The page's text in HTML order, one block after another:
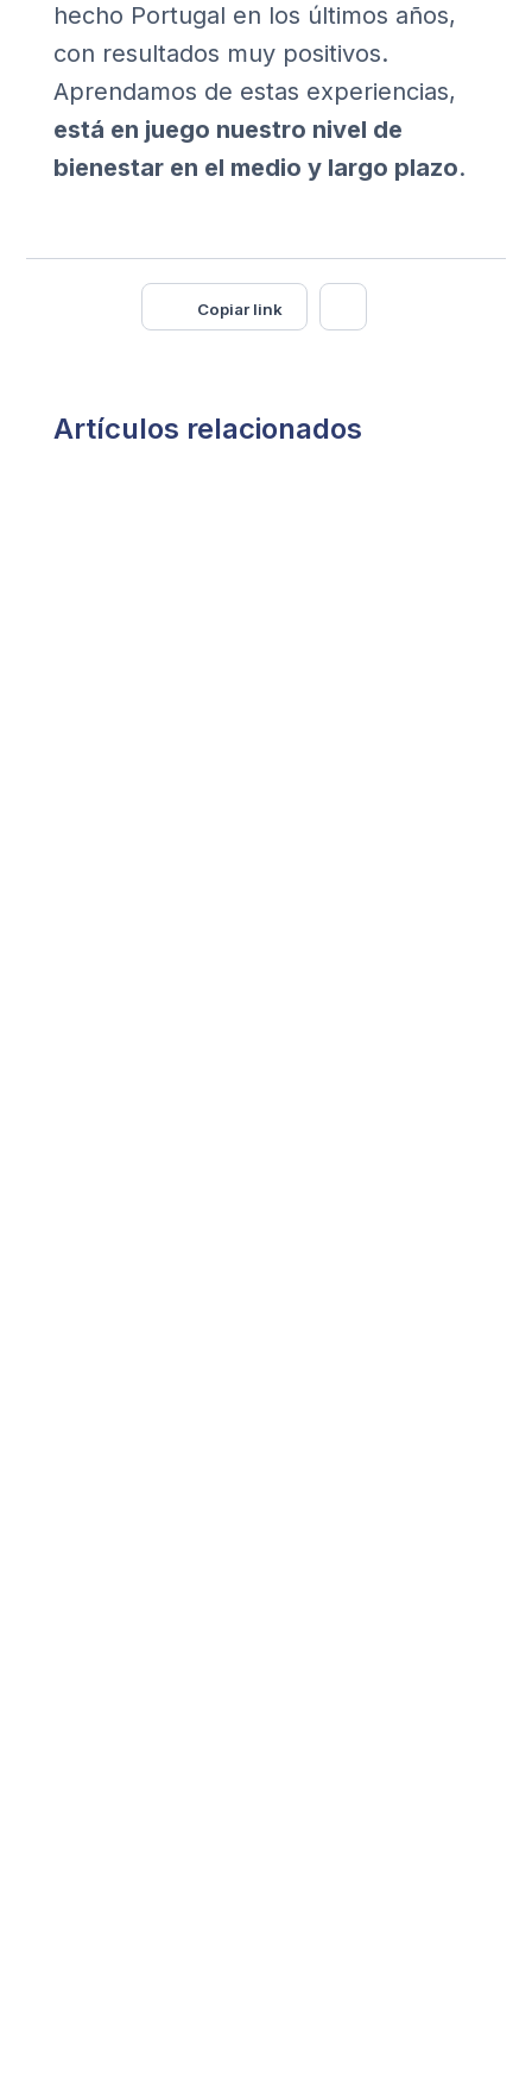
hecho Portugal en los últimos años,
con resultados muy positivos.
Aprendamos de estas experiencias,
está en juego nuestro nivel de
bienestar en el medio y largo plazo.
Copiar link
Artículos relacionados